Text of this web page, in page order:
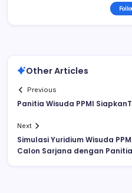
Other Articles
Previous
Panitia Wisuda PPMI
Next
Simulasi Yuridium Wisuda
Calon Sarjana dengan Panitia